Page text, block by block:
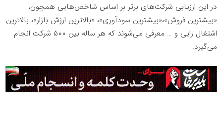
در این ارزیابی شرکت‌های برتر بر اساس شاخص‌هایی همچون،
«بیشترین فروش»،«بیشترین سودآوری»، «بالاترین ارزش بازار»، بالاترین
اشتغال زایی و … معرفی می‌شوند که هر ساله بین ۵۰۰ شرکت انجام
می‌گیرد.